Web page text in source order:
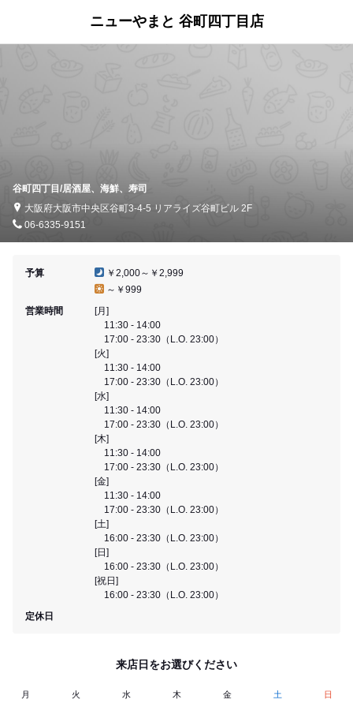
ニューやまと 谷町四丁目店
谷町四丁目/居酒屋、海鮮、寿司
大阪府大阪市中央区谷町3-4-5 リアライズ谷町ビル 2F
06-6335-9151
予算
￥2,000～￥2,999
～￥999
営業時間
[月]
11:30 - 14:00
17:00 - 23:30（L.O. 23:00）
[火]
11:30 - 14:00
17:00 - 23:30（L.O. 23:00）
[水]
11:30 - 14:00
17:00 - 23:30（L.O. 23:00）
[木]
11:30 - 14:00
17:00 - 23:30（L.O. 23:00）
[金]
11:30 - 14:00
17:00 - 23:30（L.O. 23:00）
[土]
16:00 - 23:30（L.O. 23:00）
[日]
16:00 - 23:30（L.O. 23:00）
[祝日]
16:00 - 23:30（L.O. 23:00）
定休日
来店日をお選びください
月 火 水 木 金 土 日